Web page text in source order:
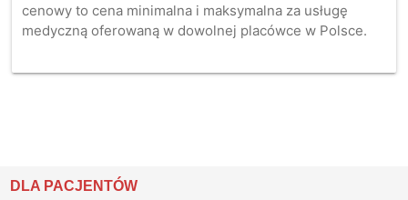
cenowy to cena minimalna i maksymalna za usługę
medyczną oferowaną w dowolnej placówce w Polsce.
DLA PACJENTÓW